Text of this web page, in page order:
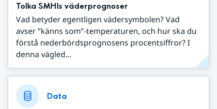
Tolka SMHIs väderprognoser
Vad betyder egentligen vädersymbolen? Vad
avser ”känns som”-temperaturen, och hur ska du
förstå nederbördsprognosens procentsiffror? I
denna vägled...
Data